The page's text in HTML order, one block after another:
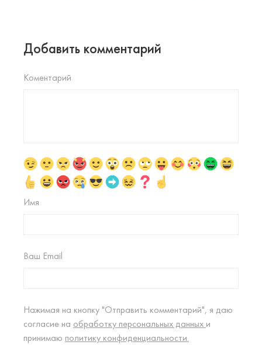
Добавить комментарий
Коментарий
Имя
Ваш Email
Нажимая на кнопку "Отправить комментарий", я даю
согласие на обработку персональных данных и
принимаю политику конфиденциальности.